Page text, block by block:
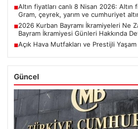
■Altın fiyatları canlı 8 Nisan 2026: Altın
Gram, çeyrek, yarım ve cumhuriyet
■2026 Kurban Bayramı İkramiyeleri Ne
Bayram İkramiyesi Günleri Hakkında
■Açık Hava Mutfakları ve Prestijli Yaşam
Güncel